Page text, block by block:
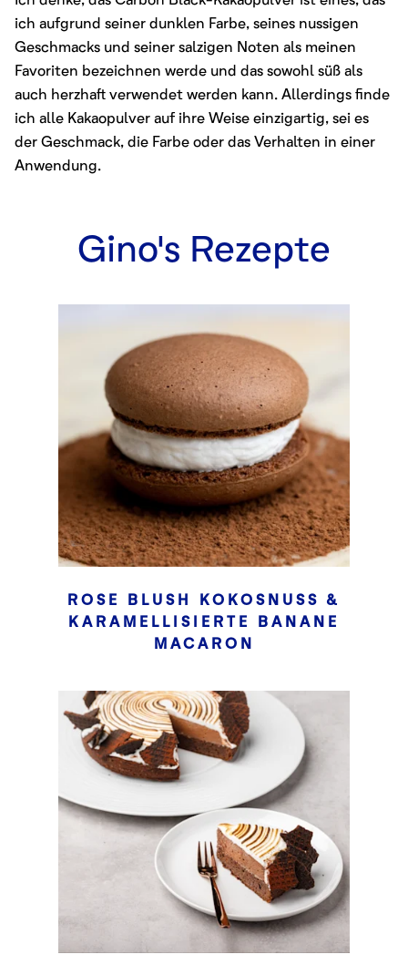
ich aufgrund seiner dunklen Farbe, seines nussigen
Geschmacks und seiner salzigen Noten als meinen
Favoriten bezeichnen werde und das sowohl süß als
auch herzhaft verwendet werden kann. Allerdings finde
ich alle Kakaopulver auf ihre Weise einzigartig, sei es
der Geschmack, die Farbe oder das Verhalten in einer
Anwendung.
Gino's Rezepte
ROSE BLUSH KOKOSNUSS &
KARAMELLISIERTE BANANE
MACARON